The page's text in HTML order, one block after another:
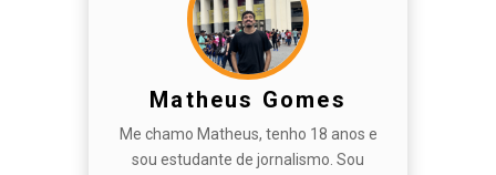
Matheus Gomes
Me chamo Matheus, tenho 18 anos e
sou estudante de jornalismo. Sou